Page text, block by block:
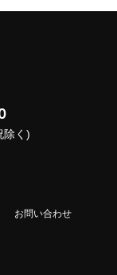
除く)
お問い合わせ